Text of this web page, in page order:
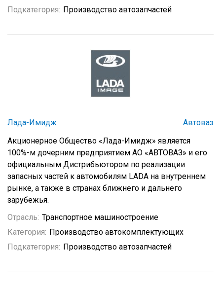
Подкатегория: Производство автозапчастей
Лада-Имидж
Автоваз
Акционерное Общество «Лада-Имидж» является
100%-м дочерним предприятием АО «АВТОВАЗ» и его
официальным Дистрибьютором по реализации
запасных частей к автомобилям LADA на внутреннем
рынке, а также в странах ближнего и дальнего
зарубежья.
Отрасль: Транспортное машиностроение
Категория: Производство автокомплектующих
Подкатегория: Производство автозапчастей